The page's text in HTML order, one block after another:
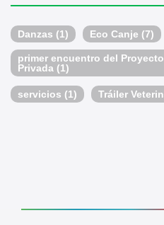
Danzas (1) Eco Canje (7)
primer encuentro del
Privada (1)
servicios (1) Tráiler